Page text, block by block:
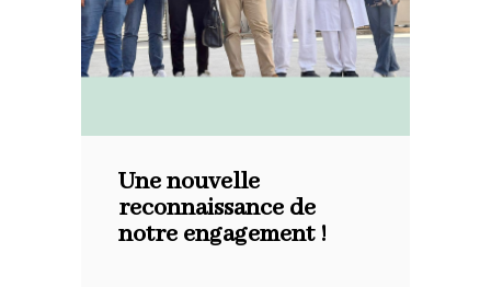
Une nouvelle
reconnaissance de
notre engagement !